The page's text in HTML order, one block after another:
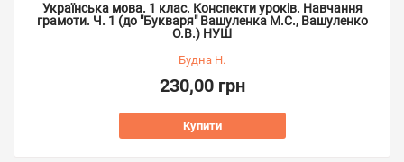
Українська мова. 1 клас. Конспекти уроків. Навчання
грамоти. Ч. 1 (до "Букваря" Вашуленка М.С., Вашуленко
О.В.) НУШ
Будна Н.
230,00 грн
Купити